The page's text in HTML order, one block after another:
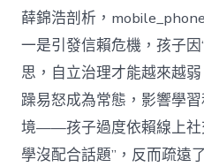
薛錦浩剖析，
一是引發信賴危機，孩子
思，自立治理才能越來越
躁易怒成為常態，影響學
境——孩子過度依賴線上社
學沒配合話題”，反而疏遠